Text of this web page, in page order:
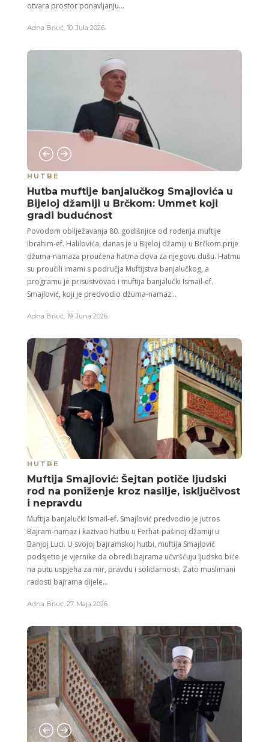
otvara prostor ponavljanju...
Adna Brkić, 10. Jula 2026.
HUTBE
Hutba muftije banjalučkog Smajlovića u
Bijeloj džamiji u Brčkom: Ummet koji
gradi budućnost
Povodom obilježavanja 80. godišnjice od rođenja muftije
Ibrahim-ef. Halilovića, danas je u Bijeloj džamiji u Brčkom prije
džuma-namaza proučena hatma dova za njegovu dušu. Hatmu
su proučili imami s područja Muftijstva banjalučkog, a
programu je prisustvovao i muftija banjalučki Ismail-ef.
Smajlović, koji je predvodio džuma-namaz...
Adna Brkić 19. Juna 2026.
HUTBE
Muftija Smajlović: Šejtan potiče ljudski
rod na poniženje kroz nasilje, isključivost
i nepravdu
Muftija banjalučki Ismail-ef. Smajlović predvodio je jutros
Bajram-namaz i kazivao hutbu u Ferhat-pašinoj džamiji u
Banjoj Luci. U svojoj bajramskoj hutbi, muftija Smajlović
podsjetio je vjernike da obredi bajrama učvršćuju ljudsko biće
na putu uspjeha za mir, pravdu i solidarnosti. Zato muslimani
radosti bajrama dijele...
Adna Brkić, 27. Maja 2026.